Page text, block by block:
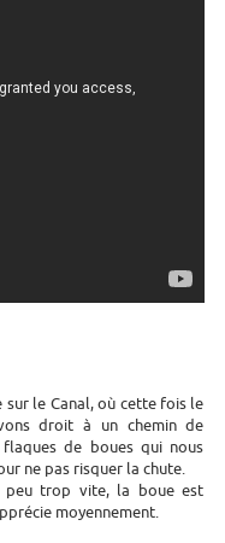
le Canal, où cette fois le
droit à un chemin de
de boues qui nous
ne pas risquer la chute.
peu trop vite, la boue est
moyennement.